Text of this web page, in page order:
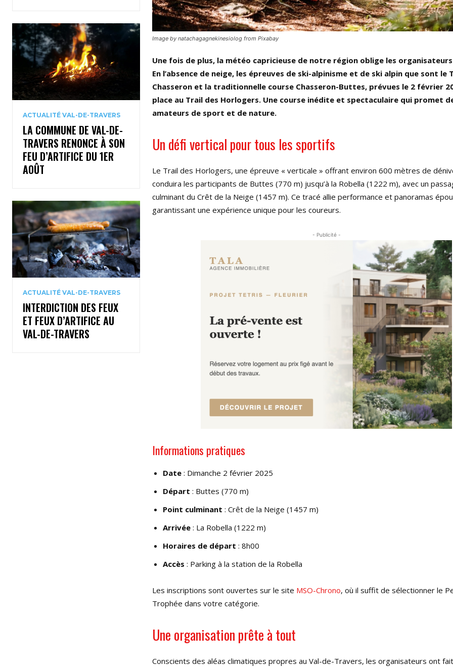
ACTUALITÉ VAL-DE-TRAVERS
LA COMMUNE DE VAL-DE-
TRAVERS RENONCE À SON
FEU D’ARTIFICE DU 1ER
AOÛT
ACTUALITÉ VAL-DE-TRAVERS
INTERDICTION DES FEUX
ET FEUX D’ARTIFICE AU
VAL-DE-TRAVERS
Image by natachagagnekinesiolog from Pixabay
Une fois de plus, la météo capricieuse de notre région oblige les organisateurs
En l’absence de neige, les épreuves de ski-alpinisme et de ski alpin que sont le
Chasseron et la traditionnelle course Chasseron-Buttes, prévues le 2 février
place au Trail des Horlogers. Une course inédite et spectaculaire qui promet
amateurs de sport et de nature.
Un défi vertical pour tous les sportifs
Le Trail des Horlogers, une épreuve « verticale » offrant environ 600 mètres de
conduira les participants de Buttes (770 m) jusqu’à la Robella (1222 m), avec un
culminant du Crêt de la Neige (1457 m). Ce tracé allie performance et panoramas
garantissant une expérience unique pour les coureurs.
- Publicité -
Informations pratiques
Date : Dimanche 2 février 2025
Départ : Buttes (770 m)
Point culminant : Crêt de la Neige (1457 m)
Arrivée : La Robella (1222 m)
Horaires de départ : 8h00
Accès : Parking à la station de la Robella
Les inscriptions sont ouvertes sur le site MSO-Chrono, où il suffit de sélectionner le
Trophée dans votre catégorie.
Une organisation prête à tout
Conscients des aléas climatiques propres au Val-de-Travers, les organisateurs ont